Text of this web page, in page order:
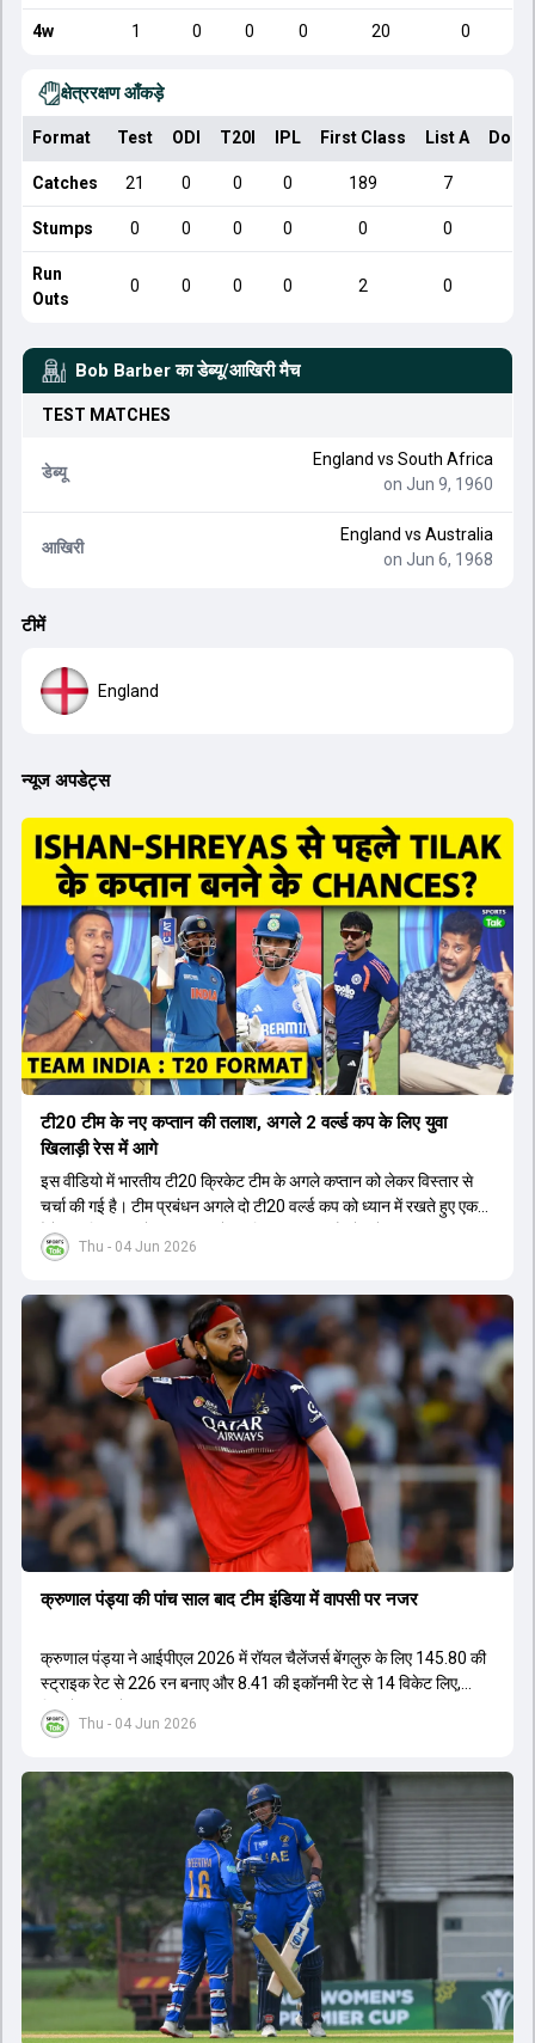
4w 1 0 0 0 20 0
क्षेत्ररक्षण आँकड़े
Format Test ODI T20I IPL First Class List A
Catches 21 0 0 0 189 7
Stumps 0 0 0 0 0 0
Run
Outs
0 0 0 0 2 0
Bob Barber का डेब्यू/आखिरी मैच
TEST MATCHES
डेब्यू
England vs South Africa
on Jun 9, 1960
आखिरी
England vs Australia
on Jun 6, 1968
टीमें
England
न्यूज अपडेट्स
Thu - 04 Jun 2026
टी20 टीम के नए कप्तान की तलाश, अगले 2 वर्ल्ड कप के लिए युवा
खिलाड़ी रेस में आगे
इस वीडियो में भारतीय टी20 क्रिकेट टीम के अगले कप्तान को लेकर विस्तार से
चर्चा की गई है। टीम प्रबंधन अगले दो टी20 वर्ल्ड कप को ध्यान में रखते हुए एक
ऐसे युवा खिलाड़ी को कप्तान बनाने पर विचार कर रहा है जो लंबे समय तक टीम का
नेतृत्व कर सके। चर्चा में बताया गया है कि टी20 टीम को टेस्ट और वनडे टीम से
घरेलू क्रिकेट में कप्तानी का अनुभव है, जबकि कुछ ऐसे भी हैं जिनके पास अनुभव
नहीं है लेकिन उम्र उनके पक्ष में है। दूसरी ओर, कई दिग्गज और अनुभवी खिलाड़ी
इस कप्तानी की दौड़ से बाहर बताए जा रहे हैं। विकेटकीपर की भूमिका को लेकर भी
स्पष्टता दी गई है कि टी20 में ओपनिंग करने वाले विकेटकीपर को ही प्राथमिकता दी
जाएगी। टीम का मुख्य लक्ष्य एक ऐसा कप्तान चुनना है जो अगले चार से आठ साल
तक टीम की कमान संभाल सके।
Thu - 04 Jun 2026
क्रुणाल पंड्या की पांच साल बाद टीम इंडिया में वापसी पर नजर
क्रुणाल पंड्या ने आईपीएल 2026 में रॉयल चैलेंजर्स बेंगलुरु के लिए 145.80 की
स्ट्राइक रेट से 226 रन बनाए और 8.41 की इकॉनमी रेट से 14 विकेट लिए,
जिससे RCB ने अपना लगातार दूसरा IPL टाइटल जीता.